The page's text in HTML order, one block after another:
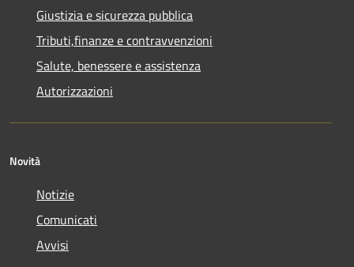
Giustizia e sicurezza pubblica
Tributi,finanze e contravvenzioni
Salute, benessere e assistenza
Autorizzazioni
Novità
Notizie
Comunicati
Avvisi